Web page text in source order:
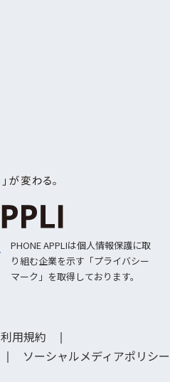
PHONE APPLIは個人情報保護に取
り組む企業を示す「プライバシー
マーク」を取得しております。
利用規約
ソーシャルメディアポリシー